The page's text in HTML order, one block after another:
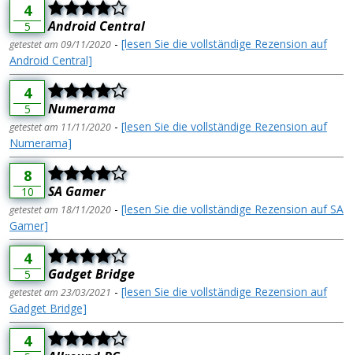
4
5 Android Central
getestet am 09/11/2020 - [lesen Sie die vollständige Rezension auf
Android Central]
4
5 Numerama
getestet am 11/11/2020 - [lesen Sie die vollständige Rezension auf
Numerama]
8
10 SA Gamer
getestet am 18/11/2020 - [lesen Sie die vollständige Rezension auf SA
Gamer]
4
5 Gadget Bridge
getestet am 23/03/2021 - [lesen Sie die vollständige Rezension auf
Gadget Bridge]
4